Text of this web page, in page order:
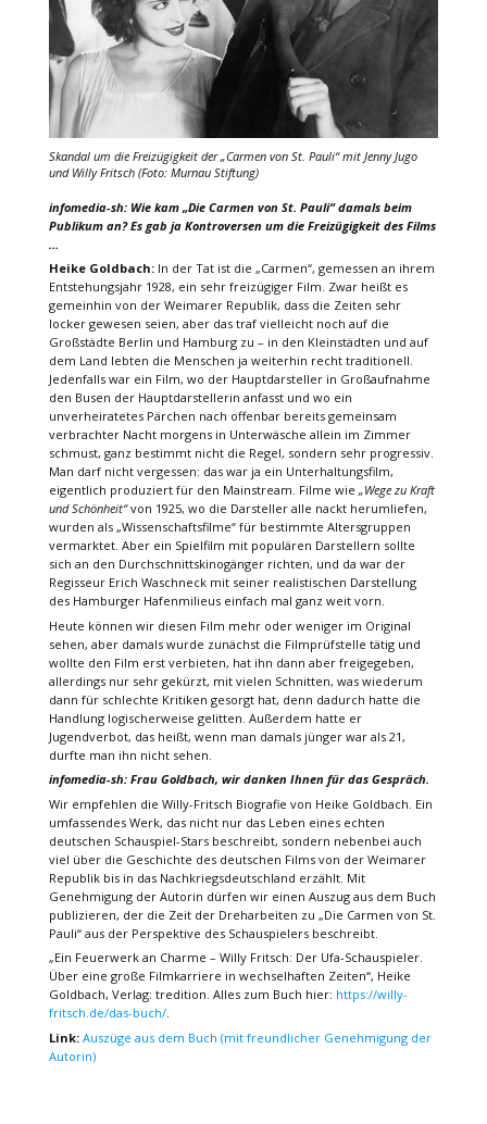
Skandal um die Freizügigkeit der„Carmen von St. Pauli“mit Jenny Jugo
und Willy Fritsch (Foto: Murnau Stiftung)
infomedia-sh: Wie kam „Die Carmen von St. Pauli“ damals beim
Publikum an? Es gab ja Kontroversen um die Freizügigkeit des Films
…
Heike Goldbach:In der Tat ist die „Carmen“, gemessen an ihrem
Entstehungsjahr 1928, ein sehr freizügiger Film. Zwar heißt es
gemeinhin von der Weimarer Republik, dass die Zeiten sehr
locker gewesen seien, aber das traf vielleicht noch auf die
Großstädte Berlin und Hamburg zu – in den Kleinstädten und auf
dem Land lebten die Menschen ja weiterhin recht traditionell.
Jedenfalls war ein Film, wo der Hauptdarsteller in Großaufnahme
den Busen der Hauptdarstellerin anfasst und wo ein
unverheiratetes Pärchen nach offenbar bereits gemeinsam
verbrachter Nacht morgens in Unterwäsche allein im Zimmer
schmust, ganz bestimmt nicht die Regel, sondern sehr progressiv.
Man darf nicht vergessen: das war ja ein Unterhaltungsfilm,
eigentlich produziert für den Mainstream. Filme wie „Wege zu Kraft
und Schönheit“von 1925, wo die Darsteller alle nackt herumliefen,
wurden als „Wissenschaftsfilme“ für bestimmte Altersgruppen
vermarktet. Aber ein Spielfilm mit populären Darstellern sollte
sich an den Durchschnittskinogänger richten, und da war der
Regisseur Erich Waschneck mit seiner realistischen Darstellung
des Hamburger Hafenmilieus einfach mal ganz weit vorn.
Heute können wir diesen Film mehr oder weniger im Original
sehen, aber damals wurde zunächst die Filmprüfstelle tätig und
wollte den Film erst verbieten, hat ihn dann aber freigegeben,
allerdings nur sehr gekürzt, mit vielen Schnitten, was wiederum
dann für schlechte Kritiken gesorgt hat, denn dadurch hatte die
Handlung logischerweise gelitten. Außerdem hatte er
Jugendverbot, das heißt, wenn man damals jünger war als 21,
durfte man ihn nicht sehen.
infomedia-sh: Frau Goldbach, wir danken Ihnen für das Gespräch.
Wir empfehlen die Willy-Fritsch Biografie von Heike Goldbach. Ein
umfassendes Werk, das nicht nur das Leben eines echten
deutschen Schauspiel-Stars beschreibt, sondern nebenbei auch
viel über die Geschichte des deutschen Films von der Weimarer
Republik bis in das Nachkriegsdeutschland erzählt. Mit
Genehmigung der Autorin dürfen wir einen Auszug aus dem Buch
publizieren, der die Zeit der Dreharbeiten zu „Die Carmen von St.
Pauli“ aus der Perspektive des Schauspielers beschreibt.
„Ein Feuerwerk an Charme – Willy Fritsch: Der Ufa-Schauspieler.
Über eine große Filmkarriere in wechselhaften Zeiten“, Heike
Goldbach, Verlag: tredition. Alles zum Buch hier: https://willy-
fritsch.de/das-buch/.
Link: Auszüge aus dem Buch (mit freundlicher Genehmigung der
Autorin)